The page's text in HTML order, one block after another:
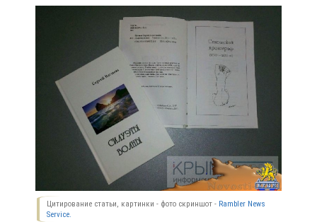
Цитирование статьи, картинки - фото скриншот - Rambler News
Service.